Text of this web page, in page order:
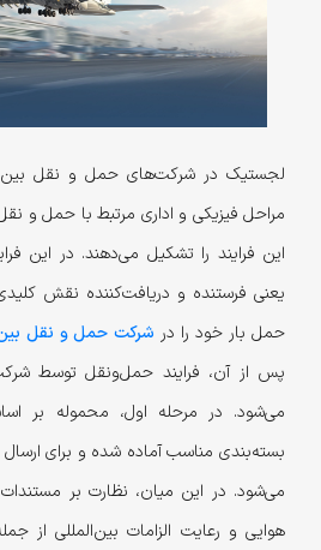
لجستیک در شرکت‌های حمل و نقل بین
مراحل فیزیکی و اداری مرتبط با حمل و
این فرایند را تشکیل می‌دهند. در این
یعنی فرستنده و دریافت‌کننده نقش
حمل بار خود را در شرکت حمل و نقل بین
پس از آن، فرایند حمل‌ونقل توسط
می‌شود. در مرحله اول، محموله بر
بسته‌بندی مناسب آماده شده و برای
می‌شود. در این میان، نظارت بر
هوایی و رعایت الزامات بین‌المللی از